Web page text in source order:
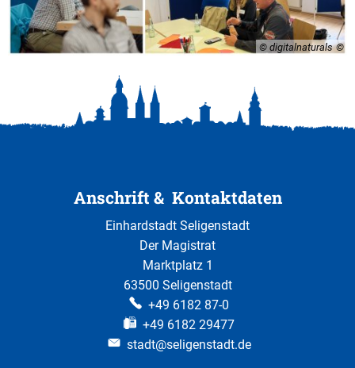
© digitalnaturals
Anschrift & Kontaktdaten
Einhardstadt Seligenstadt
Der Magistrat
Marktplatz 1
63500 Seligenstadt
+49 6182 87-0
+49 6182 29477
stadt@seligenstadt.de